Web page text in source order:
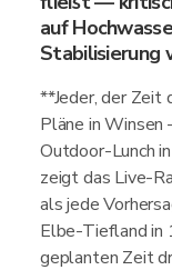
auf
Stabilisierung
**Jeder, der Zeit
Pläne in Winsen
Outdoor-Lunch
zeigt das Live-
als jede
Elbe-Tiefland in
geplanten Zeit